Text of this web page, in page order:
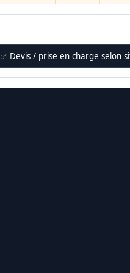
✅ Devis / prise en charge selon